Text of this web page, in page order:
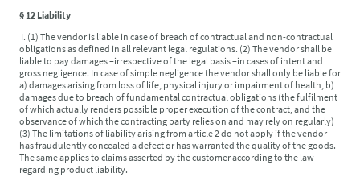
§ 12 Liability
I. (1) The vendor is liable in case of breach of contractual and non-contractual
obligations as defined in all relevant legal regulations. (2) The vendor shall be
liable to pay damages –irrespective of the legal basis –in cases of intent and
gross negligence. In case of simple negligence the vendor shall only be liable for
a) damages arising from loss of life, physical injury or impairment of health, b)
damages due to breach of fundamental contractual obligations (the fulfilment
of which actually renders possible proper execution of the contract, and the
observance of which the contracting party relies on and may rely on regularly)
(3) The limitations of liability arising from article 2 do not apply if the vendor
has fraudulently concealed a defect or has warranted the quality of the goods.
The same applies to claims asserted by the customer according to the law
regarding product liability.